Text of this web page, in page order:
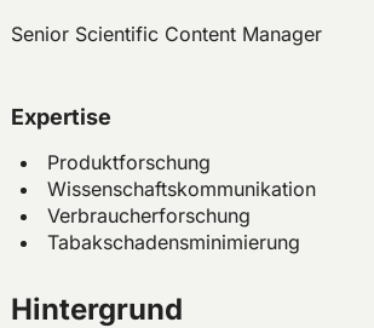
Senior Scientific Content Manager
Expertise
Produktforschung
Wissenschaftskommunikation
Verbraucherforschung
Tabakschadensminimierung
Hintergrund